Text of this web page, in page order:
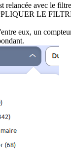
relancée avec le
LE
eux, un